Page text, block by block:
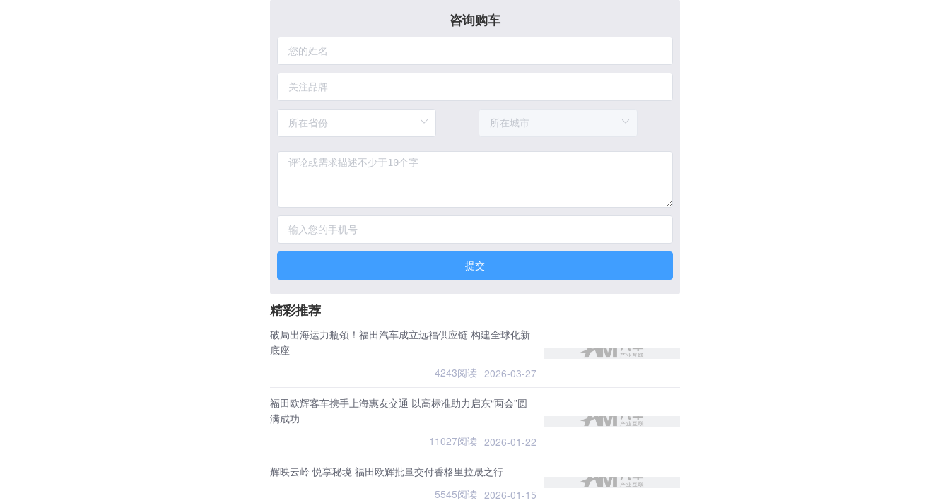
咨询购车
提交
精彩推荐
破局出海运力瓶颈！福田汽车成立远福供应链 构建全球化新
底座
4243阅读 2026-03-27
福田欧辉客车携手上海惠友交通 以高标准助力启东“两会”圆
满成功
11027阅读 2026-01-22
辉映云岭 悦享秘境 福田欧辉批量交付香格里拉晟之行
5545阅读 2026-01-15